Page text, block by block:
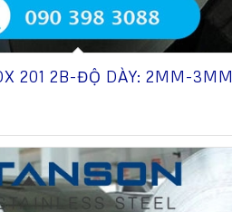
201 2B-ĐỘ DÀY: 2MM-3MM